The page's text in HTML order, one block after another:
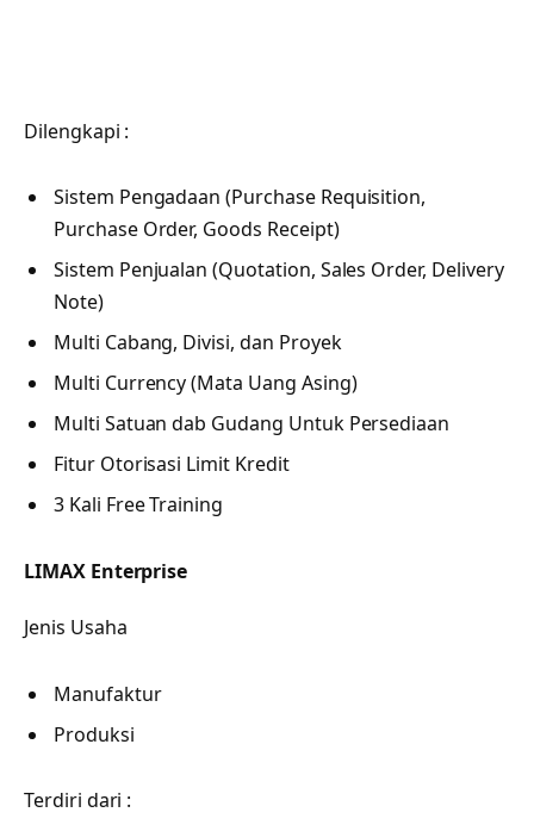
Dilengkapi :
Sistem Pengadaan (Purchase Requisition,
Purchase Order, Goods Receipt)
Sistem Penjualan (Quotation, Sales Order, Delivery
Note)
Multi Cabang, Divisi, dan Proyek
Multi Currency (Mata Uang Asing)
Multi Satuan dab Gudang Untuk Persediaan
Fitur Otorisasi Limit Kredit
3 Kali Free Training
LIMAX Enterprise
Jenis Usaha
Manufaktur
Produksi
Terdiri dari :